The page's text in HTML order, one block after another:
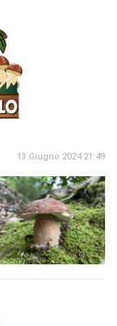
13 Giugno 2024 21:49